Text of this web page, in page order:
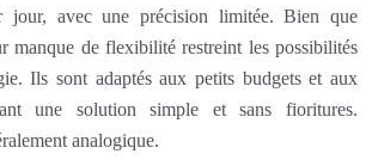
jour, avec une précision limitée. Bien que
manque de flexibilité restreint les possibilités
Ils sont adaptés aux petits budgets et aux
une solution simple et sans fioritures.
analogique.